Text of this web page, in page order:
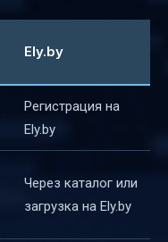
Ely.by
Регистрация на
Ely.by
Через каталог или
загрузка на Ely.by